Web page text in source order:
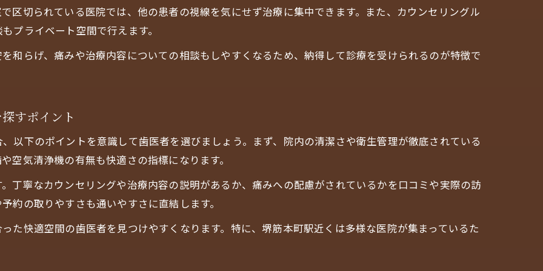
清潔さと快適空間を兼ね備えた歯医者の特徴
歯医者選びは快適空間と衛生管理がポイント
丁寧なカウンセリングが自慢の歯医者を探す
歯医者快適空間と丁寧な対応が治療満足度を高める
カウンセリングが丁寧な快適空間の歯医者を選ぶ方法
歯医者で安心できる快適空間と説明力の重要性
区切られている医院では、他の患者の視線を気にせず治療に集中できます。また、カウンセリングル
プライベート空間で行えます。
和らげ、痛みや治療内容についての相談もしやすくなるため、納得して診療を受けられるのが特徴で
すポイント
以下のポイントを意識して歯医者を選びましょう。まず、院内の清潔さや衛生管理が徹底されている
空気清浄機の有無も快適さの指標になります。
丁寧なカウンセリングや治療内容の説明があるか、痛みへの配慮がされているかを口コミや実際の訪
約の取りやすさも通いやすさに直結します。
た快適空間の歯医者を見つけやすくなります。特に、堺筋本町駅近くは多様な医院が集まっているた
お問い合わせはこちら
お問い合わせはこちら